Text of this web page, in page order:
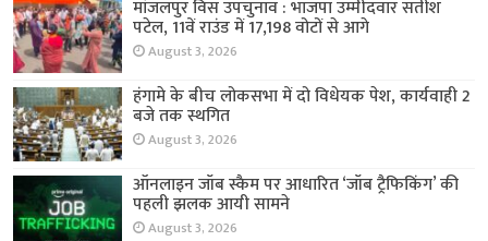
मांजलपुर विस उपचुनाव : भाजपा उम्मीदवार सतीश
पटेल, 11वें राउंड में 17,198 वोटों से आगे
August 3, 2026
हंगामे के बीच लोकसभा में दो विधेयक पेश, कार्यवाही 2
बजे तक स्थगित
August 3, 2026
ऑनलाइन जॉब स्कैम पर आधारित ‘जॉब ट्रैफिकिंग’ की
पहली झलक आयी सामने
August 3, 2026